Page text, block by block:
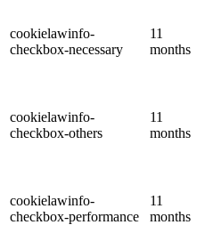
cookielawinfo-
checkbox-necessary
11
months
cookielawinfo-
checkbox-others
11
months
cookielawinfo-
checkbox-performance
11
months